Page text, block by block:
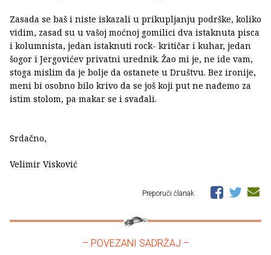
Zasada se baš i niste iskazali u prikupljanju podrške, koliko
vidim, zasad su u vašoj moćnoj gomilici dva istaknuta pisca
i kolumnista, jedan istaknuti rock- kritičar i kuhar, jedan
šogor i Jergovićev privatni urednik. Žao mi je, ne ide vam,
stoga mislim da je bolje da ostanete u Društvu. Bez ironije,
meni bi osobno bilo krivo da se još koji put ne nađemo za
istim stolom, pa makar se i svađali.
Srdačno,
Velimir Visković
Preporuči članak
– POVEZANI SADRŽAJ –